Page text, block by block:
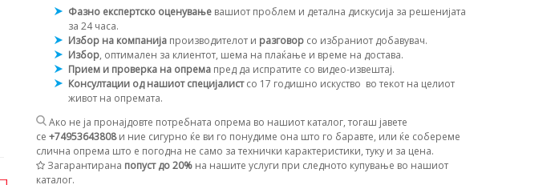
Фазно експертско оценување вашиот проблем и детална дискусија за решенијата
за 24 часа.
Избор на компанија производителот и разговор со избраниот добавувач.
Избор, оптимален за клиентот, шема на плаќање и време на достава.
Прием и проверка на опрема пред да испратите со видео-извештај.
Консултации од нашиот специјалистсо 17 годишно искуство во текот на целиот
живот на опремата.
Ако не ја пронајдовте потребната опрема во нашиот каталог, тогаш јавете
се +74953643808и ние сигурно ќе ви го понудиме она што го баравте, или ќе собереме
слична опрема што е погодна не само за технички карактеристики, туку и за цена.
Загарантирана попуст до 20% на нашите услуги при следното купување во нашиот
каталог.